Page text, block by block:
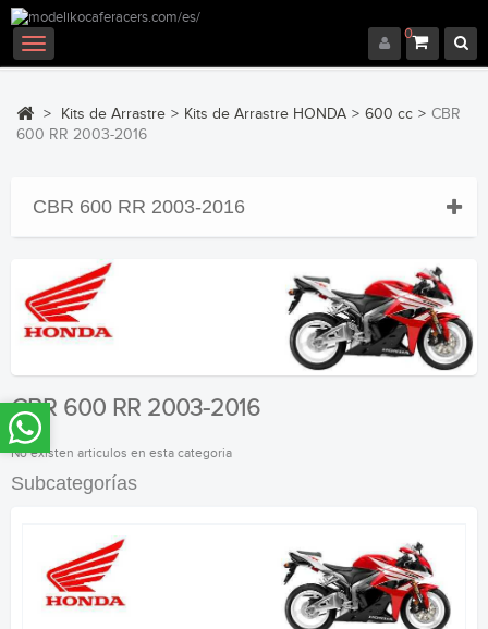
0
Navegación
Toggle
> Kits de Arrastre > Kits de Arrastre HONDA > 600 cc > CBR
600 RR 2003-2016
CBR 600 RR 2003-2016
CBR 600 RR 2003-2016
No existen articulos en esta categoria
Subcategorías